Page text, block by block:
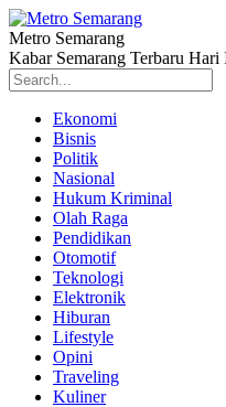
Metro Semarang
Kabar Semarang Terbaru Hari
Ekonomi
Bisnis
Politik
Nasional
Hukum Kriminal
Olah Raga
Pendidikan
Otomotif
Teknologi
Elektronik
Hiburan
Lifestyle
Opini
Traveling
Kuliner